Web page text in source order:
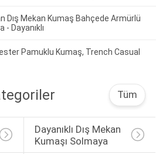
Dış Mekan Kumaş Bahçede Armürlü
- Dayanıklı
Pamuklu Kumaş, Trench Casual
Tüm
Dayanıklı Dış Mekan
Kumaşı Solmaya